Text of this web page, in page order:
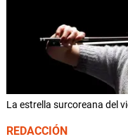
La estrella surcoreana del
REDACCIÓN